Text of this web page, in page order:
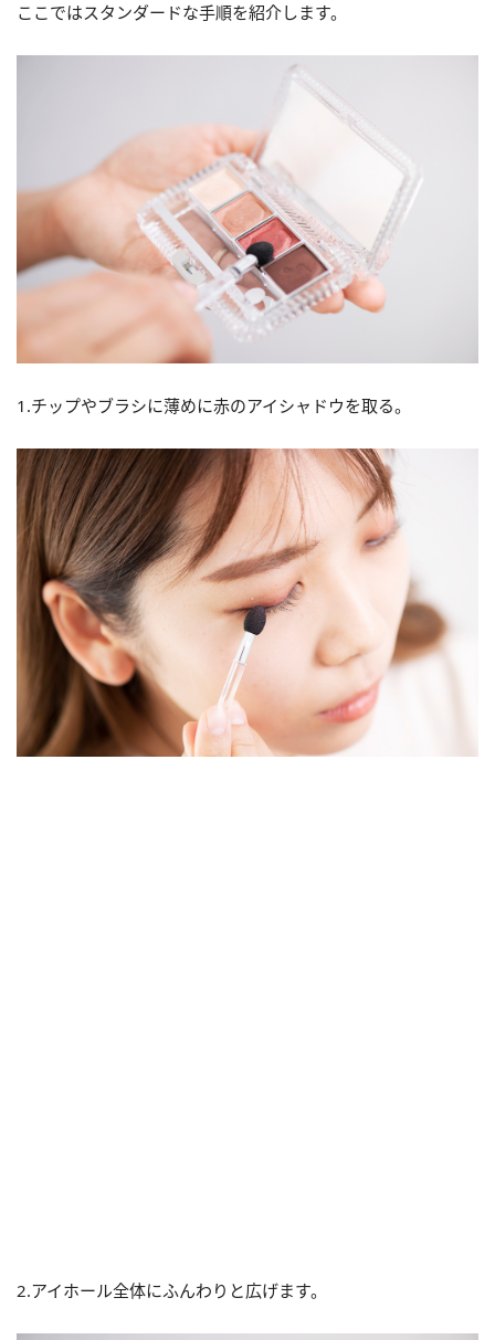
ここではスタンダードな手順を紹介します。
1.チップやブラシに薄めに赤のアイシャドウを取る。
2.アイホール全体にふんわりと広げます。